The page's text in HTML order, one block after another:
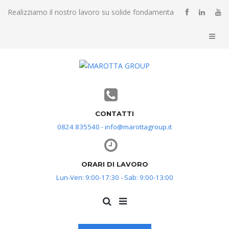
Realizziamo il nostro lavoro su solide fondamenta
CONTATTI
0824 835540 - info@marottagroup.it
ORARI DI LAVORO
Lun-Ven: 9:00-17:30 - Sab: 9:00-13:00